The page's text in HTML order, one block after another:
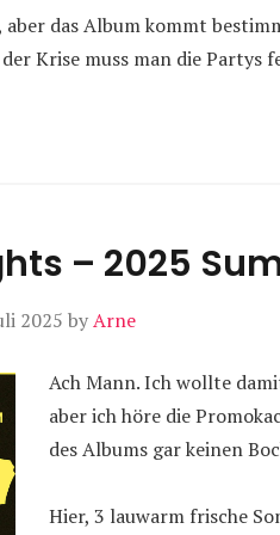
das Album kommt
Krise muss man die Partys
– 2025
2025 byArne
Ach Mann. Ich wollte
aber ich höre die
des Albums gar keinen
Hier, 3 lauwarm frische